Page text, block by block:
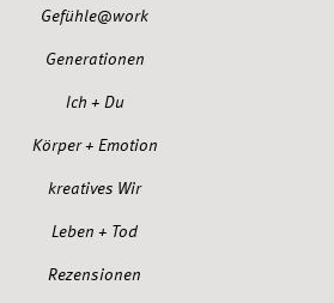
Gefühle@work
Generationen
Ich + Du
Körper + Emotion
kreatives Wir
Leben + Tod
Rezensionen